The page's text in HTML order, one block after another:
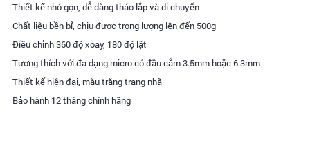
Thiết kế nhỏ gọn, dễ dàng tháo lắp và di chuyển
Chất liệu bền bỉ, chịu được trọng lượng lên đến 500g
Điều chỉnh 360 độ xoay, 180 độ lật
Tương thích với đa dạng micro có đầu cắm 3.5mm hoặc 6.3mm
Thiết kế hiện đại, màu trắng trang nhã
Bảo hành 12 tháng chính hãng